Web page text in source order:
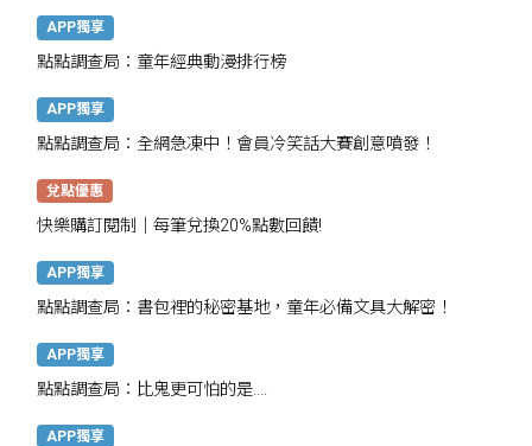
APP獨享
點點調查局：童年經典動漫排行榜
APP獨享
點點調查局：全網急凍中！會員冷笑話大賽創意噴發！
兌點優惠
快樂購訂閱制｜每筆兌換20%點數回饋!
APP獨享
點點調查局：書包裡的秘密基地，童年必備文具大解密！
APP獨享
點點調查局：比鬼更可怕的是....
APP獨享